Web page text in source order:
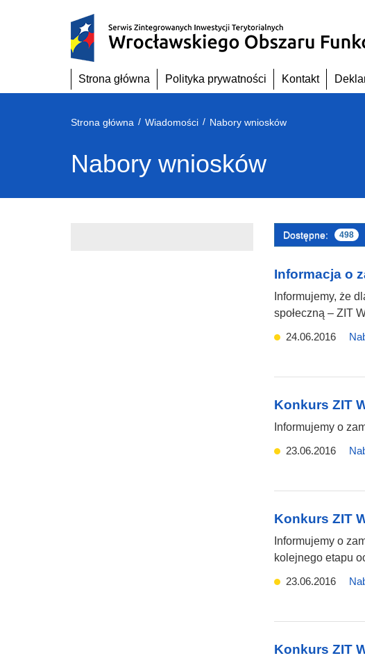
Strona główna Polityka prywatności Kontakt
Strona główna / Wiadomości / Nabory wniosków
Nabory wniosków
Dostępne: 498
Informacja o
Informujemy, że
społeczną – ZIT
24.06.2016
Konkurs ZIT
Informujemy o
23.06.2016
Konkurs ZIT
Informujemy o
kolejnego etapu
23.06.2016
Konkurs ZIT